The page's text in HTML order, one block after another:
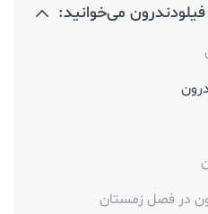
فیلودندرون می‌خوانید:
در فصل زمستان